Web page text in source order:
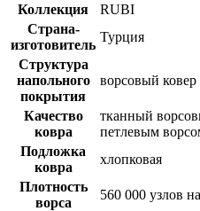
Коллекция
RUBI
Страна-
изготовитель
Турция
Структура
напольного
покрытия
ворсовый ковер
Качество
ковра
тканный
петлевым
Подложка
ковра
хлопковая
Плотность
ворса
560 000 узлов